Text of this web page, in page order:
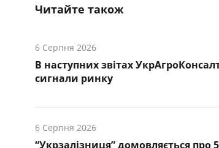
Читайте також
6 Серпня 2026
В наступних звітах
cигнали ринку
6 Серпня 2026
“Укрзалізниця” домовляється про